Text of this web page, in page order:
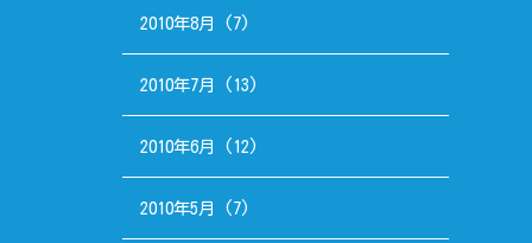
2010年8月 (7)
2010年7月 (13)
2010年6月 (12)
2010年5月 (7)